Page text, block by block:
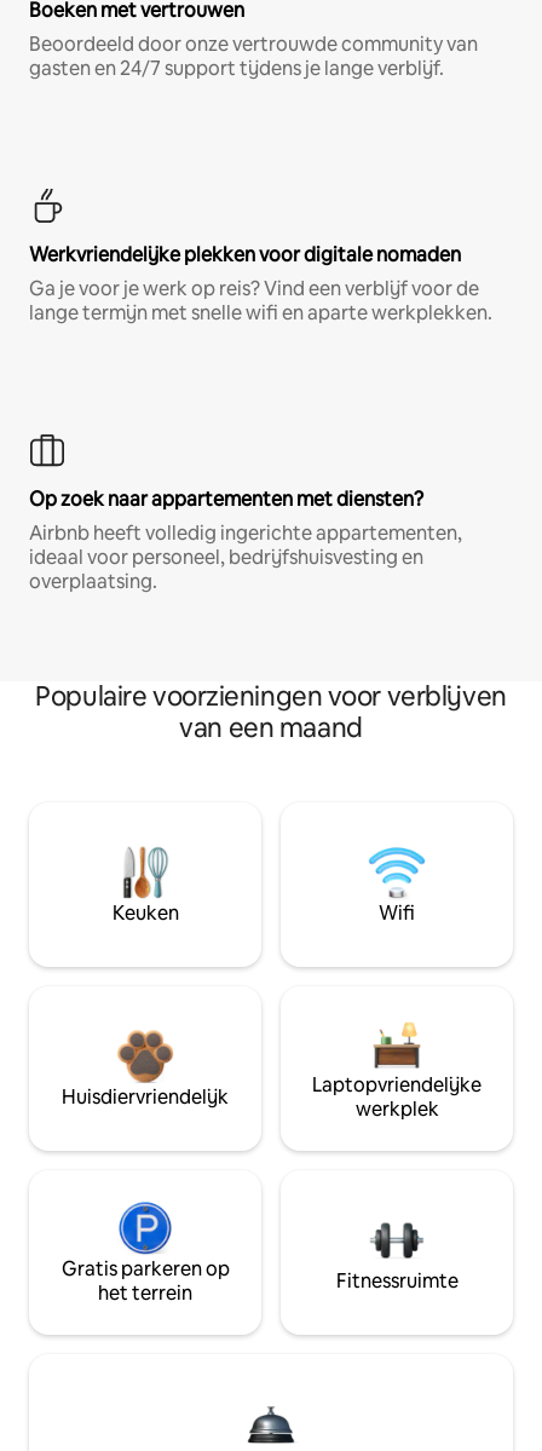
Boeken met vertrouwen
Beoordeeld door onze vertrouwde community van
gasten en 24/7 support tijdens je lange verblijf.
Werkvriendelijke plekken voor digitale nomaden
Ga je voor je werk op reis? Vind een verblijf voor de
lange termijn met snelle wifi en aparte werkplekken.
Op zoek naar appartementen met diensten?
Airbnb heeft volledig ingerichte appartementen,
ideaal voor personeel, bedrijfshuisvesting en
overplaatsing.
Populaire voorzieningen voor verblijven
van een maand
Keuken Wifi
Huisdiervriendelijk
Laptopvriendelijke
werkplek
Gratis parkeren op
het terrein
Fitnessruimte